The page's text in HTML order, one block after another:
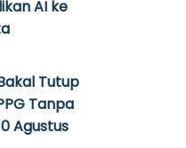
AI ke
Tutup
Tanpa
Agustus